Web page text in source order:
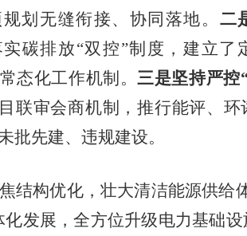
划无缝衔接、协同落地。 二
碳排放“双控”制度，建立了
态化工作机制。三是坚持严控
联审会商机制，推行能评、环
批先建、违规建设。
结构优化，壮大清洁能源供给
化发展，全方位升级电力基础